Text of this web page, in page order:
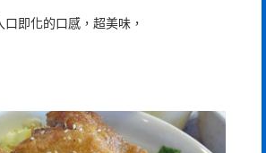
即化的口感，超美味，